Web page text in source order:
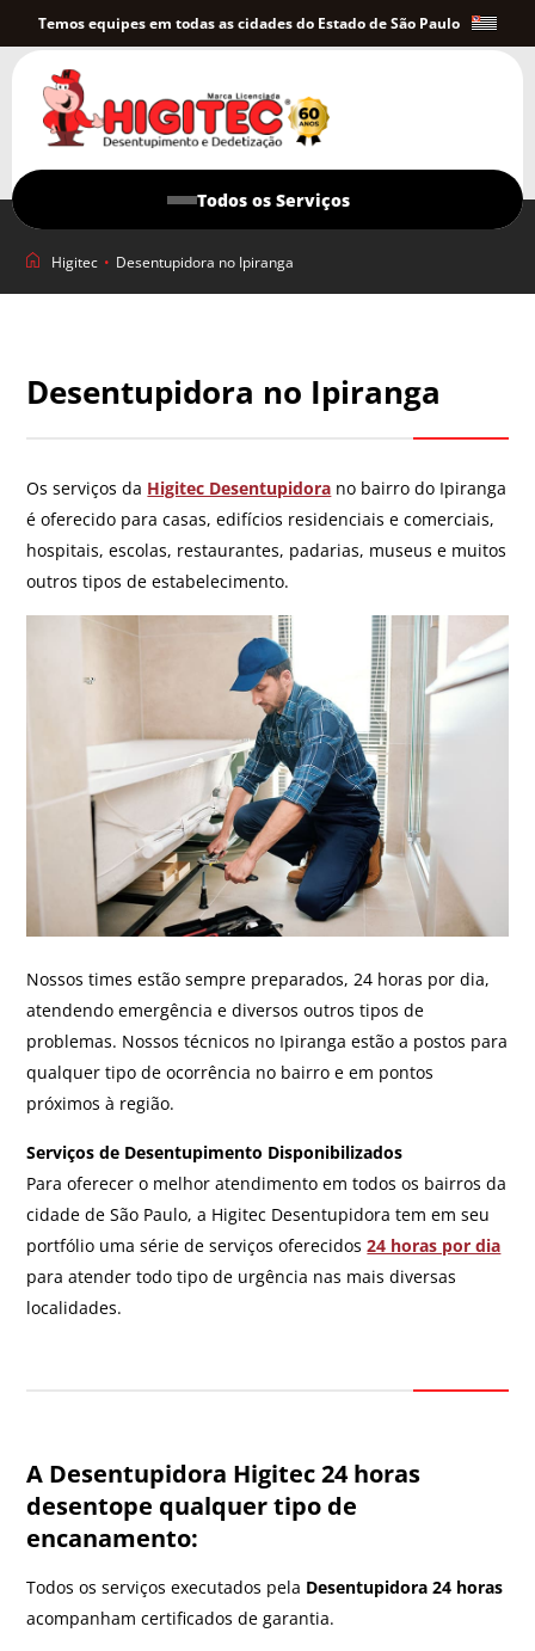
Higitec • Desentupidora no Ipiranga
Desentupidora no Ipiranga
Os serviços da Higitec Desentupidora no bairro do Ipiranga
é oferecido para casas, edifícios residenciais e comerciais,
hospitais, escolas, restaurantes, padarias, museus e muitos
outros tipos de estabelecimento.
Nossos times estão sempre preparados, 24 horas por dia,
atendendo emergência e diversos outros tipos de
problemas. Nossos técnicos no Ipiranga estão a postos para
qualquer tipo de ocorrência no bairro e em pontos
próximos à região.
Serviços de Desentupimento Disponibilizados
Para oferecer o melhor atendimento em todos os bairros da
cidade de São Paulo, a Higitec Desentupidora tem em seu
portfólio uma série de serviços oferecidos24 horas por dia
para atender todo tipo de urgência nas mais diversas
localidades.
A Desentupidora Higitec 24 horas
desentope qualquer tipo de
encanamento:
Todos os serviços executados pela Desentupidora 24 horas
acompanham certificados de garantia.
Temos equipes em todas as cidades do Estado de São Paulo
Todos os Serviços